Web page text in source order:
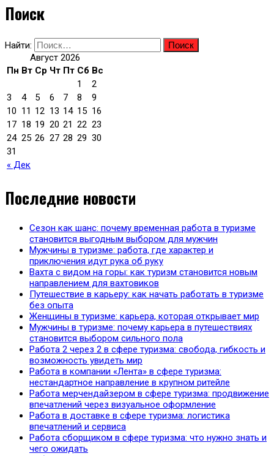
Поиск
Найти:
Август 2026
Пн Вт Ср Чт Пт Сб Вс
« Дек
1
2
3
4 5 6 7 8
9
10 11 12 13 14 15 16
17 18 19 20 21 22 23
24 25 26 27 28 29 30
31
Последние новости
Сезон как шанс: почему временная работа в туризме
становится выгодным выбором для мужчин
Мужчины в туризме: работа, где характер и
приключения идут рука об руку
Вахта с видом на горы: как туризм становится новым
направлением для вахтовиков
Путешествие в карьеру: как начать работать в туризме
без опыта
Женщины в туризме: карьера, которая открывает мир
Мужчины в туризме: почему карьера в путешествиях
становится выбором сильного пола
Работа 2 через 2 в сфере туризма: свобода, гибкость и
возможность увидеть мир
Работа в компании «Лента» в сфере туризма:
нестандартное направление в крупном ритейле
Работа мерчендайзером в сфере туризма: продвижение
впечатлений через визуальное оформление
Работа в доставке в сфере туризма: логистика
впечатлений и сервиса
Работа сборщиком в сфере туризма: что нужно знать и
чего ожидать